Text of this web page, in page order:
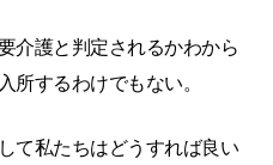
介護と判定されるかわから
所するわけでもない。
て私たちはどうすれば良い